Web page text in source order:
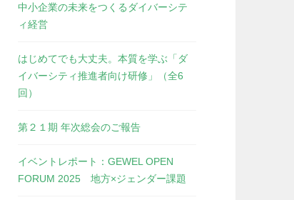
中小企業の未来をつくるダイバーシテ
ィ経営
はじめてでも大丈夫。本質を学ぶ「ダ
イバーシティ推進者向け研修」（全6
回）
第２１期 年次総会のご報告
イベントレポート：GEWEL OPEN
FORUM 2025 地方×ジェンダー課題